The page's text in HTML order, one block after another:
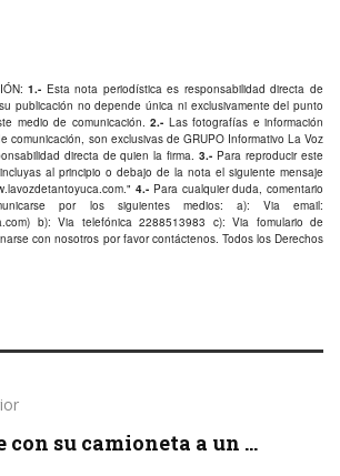
1.- Esta nota periodística es responsabilidad directa de
publicación no depende única ni exclusivamente del punto
medio de comunicación.2.- Las fotografías e información
comunicación, son exclusivas de GRUPO Informativo La Voz
directa de quien la firma.3.- Para reproducir este
al principio o debajo de la nota el siguiente mensaje
." 4.- Para cualquier duda, comentario
por los siguientes medios: a): Via email:
) b): Via telefónica 2288513983 c): Via fomulario de
con nosotros por favorcontáctenos. Todos los Derechos
con su camioneta a un ...